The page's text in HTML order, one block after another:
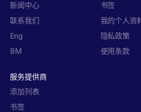
新闻中心
联系我们
Eng
BM
书签
我的个人资
隐私政策
使用条款
服务提供商
添加列表
书签